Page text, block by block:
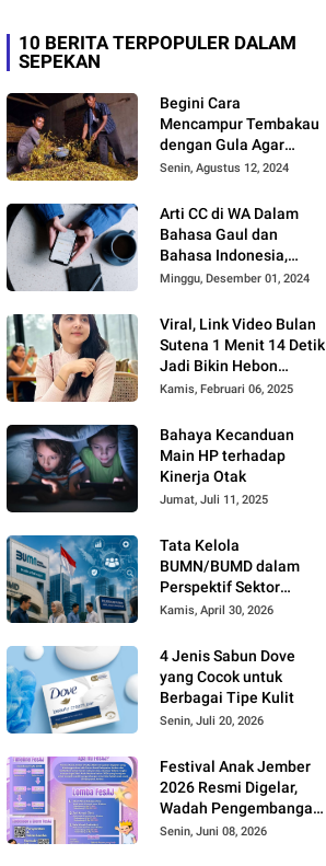
10 BERITA TERPOPULER DALAM
SEPEKAN
Begini Cara
Mencampur Tembakau
dengan Gula Agar
Timbul Aroma dan
Senin, Agustus 12, 2024
Arti CC di WA Dalam
Bahasa Gaul dan
Bahasa Indonesia,
Sering Dipakai tapi
Minggu, Desember 01, 2024
Viral, Link Video Bulan
Sutena 1 Menit 14 Detik
Jadi Bikin Hebon
Netizen, Banyak yang
Kamis, Februari 06, 2025
Bahaya Kecanduan
Main HP terhadap
Kinerja Otak
Jumat, Juli 11, 2025
Tata Kelola
BUMN/BUMD dalam
Perspektif Sektor
Publik
Kamis, April 30, 2026
4 Jenis Sabun Dove
yang Cocok untuk
Berbagai Tipe Kulit
Senin, Juli 20, 2026
Festival Anak Jember
2026 Resmi Digelar,
Wadah Pengembangan
Bakat dan Kreativitas
Senin, Juni 08, 2026